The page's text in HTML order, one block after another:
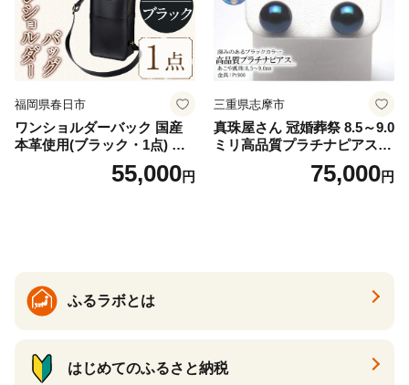
福岡県春日市
ワンショルダーバック 国産
本革使用(ブラック・1点) 鞄
バック バッグ カバン レザー
国産 日本製 牛革 黒 革 革製
55,000円
三重県志摩市
真珠屋さん 冠婚葬祭 8.5～9.0
ミリ高品質プラチナピアス P
t900 志摩産アコヤ真珠 ブラ
ックパール 黒真珠75,000円
ふるラボとは
はじめてのふるさと納税